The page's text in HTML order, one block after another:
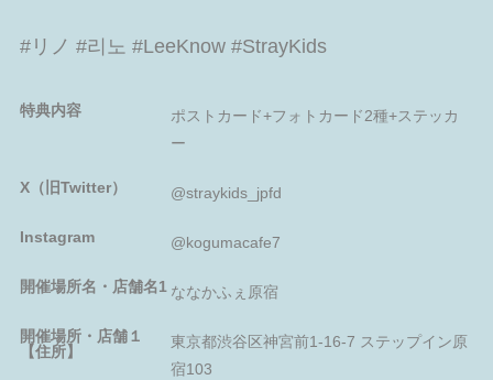
#リノ #리노 #LeeKnow #StrayKids
特典内容
ポストカード+フォトカード2種+ステッカ
ー
X（旧Twitter） @straykids_jpfd
Instagram @kogumacafe7
開催場所名・店舗名1 ななかふぇ原宿
開催場所・店舗１
【住所】
東京都渋谷区神宮前1-16-7 ステップイン原
宿103